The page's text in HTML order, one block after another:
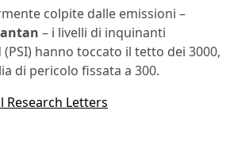
colpite dalle emissioni –
– i livelli di inquinanti
(PSI) hanno toccato il tetto dei 3000,
di pericolo fissata a 300.
Research Letters